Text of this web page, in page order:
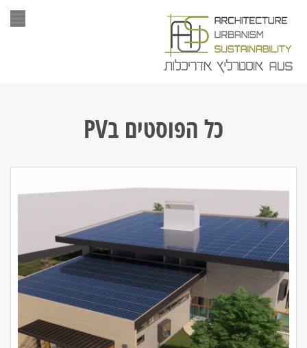
כל הפוסטים בPV